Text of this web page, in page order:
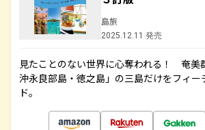
島旅
2025.12.11 発売
見たことのない世界に心奪われる！ 奄美
沖永良部島・徳之島」の三島だけをフィー
ド。